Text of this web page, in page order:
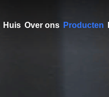
Huis Over ons Producten